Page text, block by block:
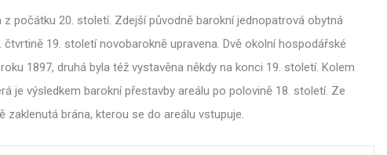
počátku 20. století. Zdejší původně barokní jednopatrová obytná
19. století novobarokně upravena. Dvě okolní hospodářské
1897, druhá byla též vystavěna někdy na konci 19. století. Kolem
je výsledkem barokní přestavby areálu po polovině 18. století. Ze
brána, kterou se do areálu vstupuje.